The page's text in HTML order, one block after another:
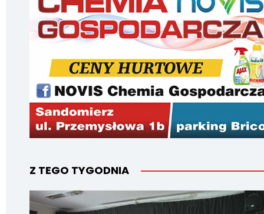
Z TEGO TYGODNIA